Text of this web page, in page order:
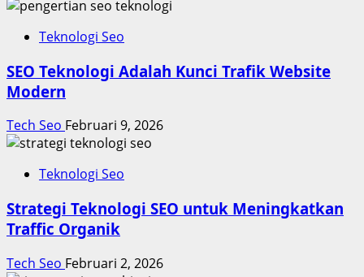
Teknologi Seo
SEO Teknologi Adalah Kunci Trafik Website
Modern
Tech Seo Februari 9, 2026
Teknologi Seo
Strategi Teknologi SEO untuk Meningkatkan
Traffic Organik
Tech Seo Februari 2, 2026